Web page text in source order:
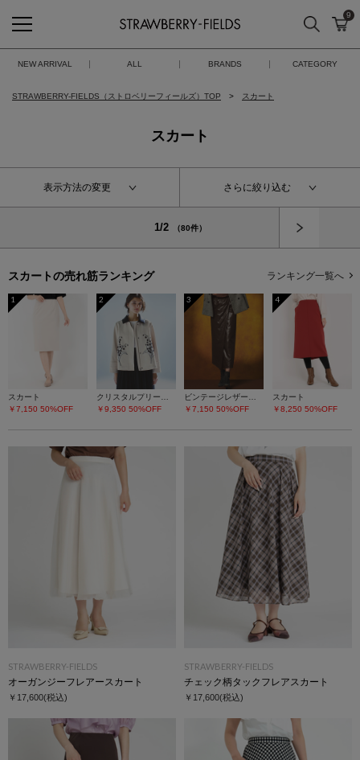
STRAWBERRY-FIELDS
検索 カ
9
NEW ARRIVAL ALL BRANDS CATEGORY
STRAWBERRY-FIELDS（ストロベリーフィールズ）TOP スカート
スカート
表示方法の変更 さらに絞り込む
1/2 （80件）
スカートの売れ筋ランキング ランキング一覧へ
1
スカート
￥7,150 50%OFF
2
クリスタルプリーツチュールスカート
￥9,350 50%OFF
3
ビンテージレザーライク スカート
￥7,150 50%OFF
4
スカート
￥8,250 50%OFF
STRAWBERRY-FIELDS
オーガンジーフレアースカート
￥17,600(税込)
STRAWBERRY-FIELDS
チェック柄タックフレアスカート
￥17,600(税込)